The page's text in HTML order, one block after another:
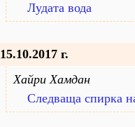
Лудата вода
15.10.2017 г.
Хайри Хамдан
Следваща спирка